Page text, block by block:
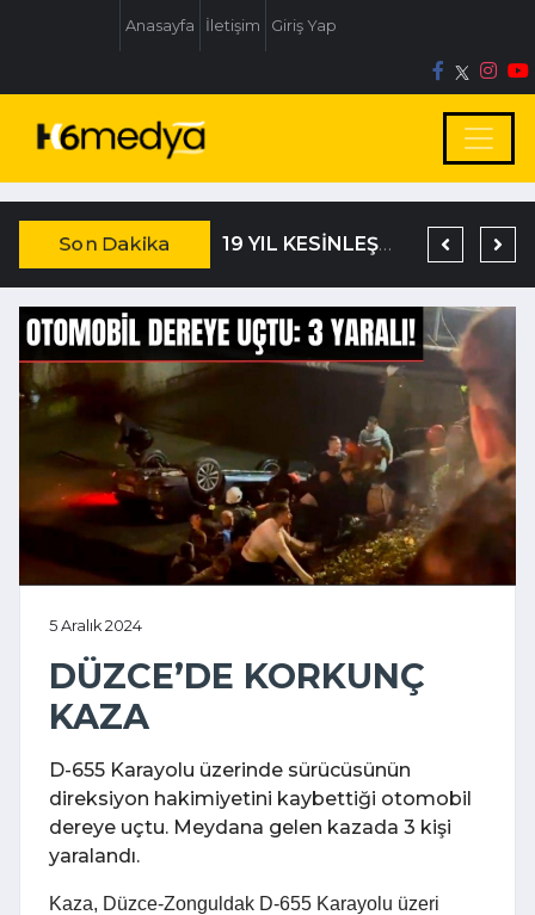
Anasayfa İletişim Giriş Yap
Son Dakika 19 YIL KESİNLEŞMİŞ HAPİS CEZASIYLA ARANIYORDU
5 Aralık 2024
DÜZCE’DE KORKUNÇ
KAZA
D-655 Karayolu üzerinde sürücüsünün
direksiyon hakimiyetini kaybettiği otomobil
dereye uçtu. Meydana gelen kazada 3 kişi
yaralandı.
Kaza, Düzce-Zonguldak D-655 Karayolu üzeri